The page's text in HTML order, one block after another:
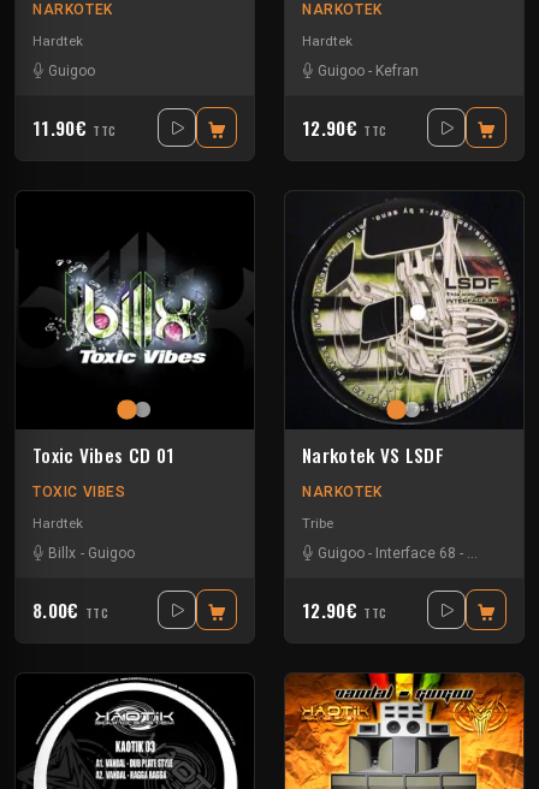
NARKOTEK
Hardtek
Guigoo
11.90€ TTC
NARKOTEK
Hardtek
Guigoo - Kefran
12.90€ TTC
Toxic Vibes CD 01
TOXIC VIBES
Hardtek
Billx - Guigoo
8.00€ TTC
Narkotek VS LSDF
NARKOTEK
Tribe
Guigoo - Interface 68 - Kefran
12.90€ TTC